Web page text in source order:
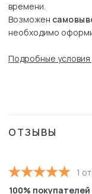
времени.
Возможен
необходимо
Подробные условия
ОТЗЫВЫ
1
100%